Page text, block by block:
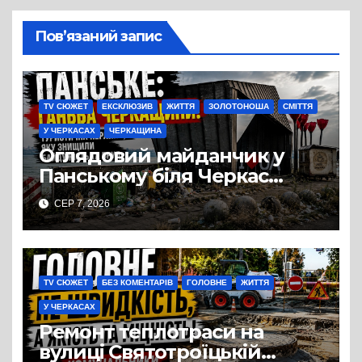
Пов’язаний запис
TV СЮЖЕТ ЕКСКЛЮЗИВ ЖИТТЯ ЗОЛОТОНОША СМІТТЯ
У ЧЕРКАСАХ ЧЕРКАЩИНА
Оглядовий майданчик у
Панському біля Черкас
перетворився на занедбане
сміттєзвалище
СЕР 7, 2026
TV СЮЖЕТ БЕЗ КОМЕНТАРІВ ГОЛОВНЕ ЖИТТЯ
У ЧЕРКАСАХ
Ремонт теплотраси на
вулиці Святотроїцькій